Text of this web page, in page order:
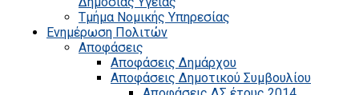
Τμήμα Νομικής Υπηρεσίας
Ενημέρωση Πολιτών
Αποφάσεις
Αποφάσεις Δημάρχου
Αποφάσεις Δημοτικού Συμβουλίου